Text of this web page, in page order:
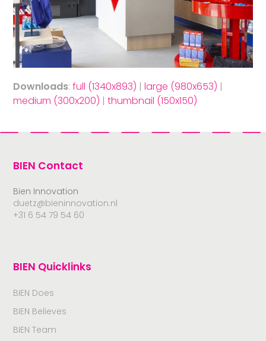
Downloads:full (1340x893) |large (980x653) |
medium (300x200) |thumbnail (150x150)
BIEN Contact
Bien Innovation
duetz@bieninnovation.nl
+31 6 54 79 54 60
BIEN Quicklinks
BIEN Does
BIEN Believes
BIEN Team